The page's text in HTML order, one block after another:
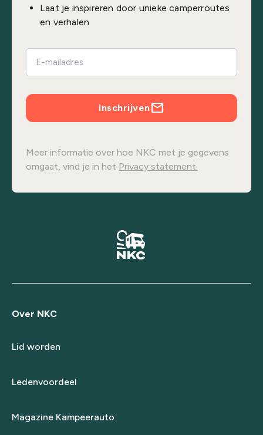
Laat je inspireren door unieke camperroutes
en verhalen
Inschrijven
Meer informatie over hoe NKC met je gegevens
omgaat, vind je in het Privacy statement.
Over NKC
Lid worden
Ledenvoordeel
Magazine Kampeerauto